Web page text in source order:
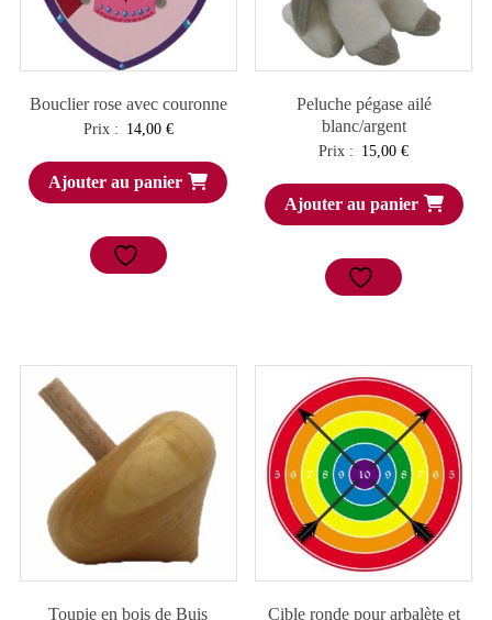
Bouclier rose avec couronne
Prix : 14,00 €
Ajouter au panier
Peluche pégase ailé
blanc/argent
Prix : 15,00€
Ajouter au panier
Toupie en bois de Buis
Cible ronde pour arbalète et